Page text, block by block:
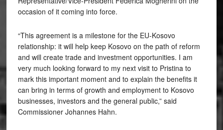
occasion of it coming into force.
“This agreement is a milestone for the EU-Kosovo
relationship: it will help keep Kosovo on the path of reform
and will create trade and investment opportunities. I am
very much looking forward to my next visit to Pristina to
mark this important moment and to explain the benefits it
can bring in terms of growth and employment to Kosovo
businesses, investors and the general public,” said
Commissioner Johannes Hahn.